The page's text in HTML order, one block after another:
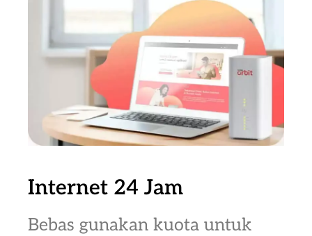
Internet 24 Jam
Bebas gunakan kuota untuk